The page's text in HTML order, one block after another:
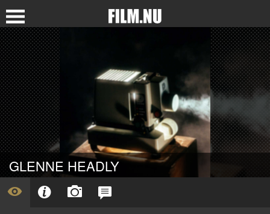
GLENNE HEADLY